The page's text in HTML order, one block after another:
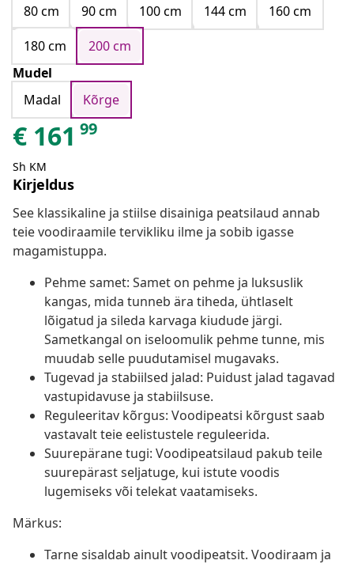
80 cm
90 cm 100 cm 144 cm
160 cm
180 cm
200 cm
Mudel
Madal
Kõrge
€ 161 99
Sh KM
Kirjeldus
See klassikaline ja stiilse disainiga peatsilaud annab
teie voodiraamile tervikliku ilme ja sobib igasse
magamistuppa.
Pehme samet: Samet on pehme ja luksuslik
kangas, mida tunneb ära tiheda, ühtlaselt
lõigatud ja sileda karvaga kiudude järgi.
Sametkangal on iseloomulik pehme tunne, mis
muudab selle puudutamisel mugavaks.
Tugevad ja stabiilsed jalad: Puidust jalad tagavad
vastupidavuse ja stabiilsuse.
Reguleeritav kõrgus: Voodipeatsi kõrgust saab
vastavalt teie eelistustele reguleerida.
Suurepärane tugi: Voodipeatsilaud pakub teile
suurepärast seljatuge, kui istute voodis
lugemiseks või telekat vaatamiseks.
Märkus:
Tarne sisaldab ainult voodipeatsit. Voodiraam ja